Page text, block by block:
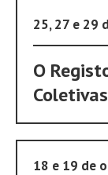
25, 27 e 29
O
18 e 19 de